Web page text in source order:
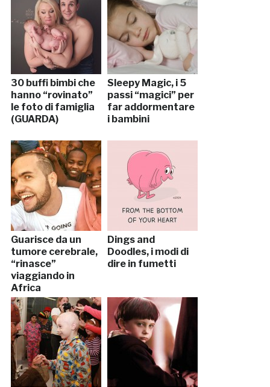
30 buffi bimbi che
hanno “rovinato”
le foto di famiglia
(GUARDA)
Sleepy Magic, i 5
passi “magici” per
far addormentare
i bambini
Guarisce da un
tumore cerebrale,
“rinasce”
viaggiando in
Africa
Dings and
Doodles, i modi di
dire in fumetti